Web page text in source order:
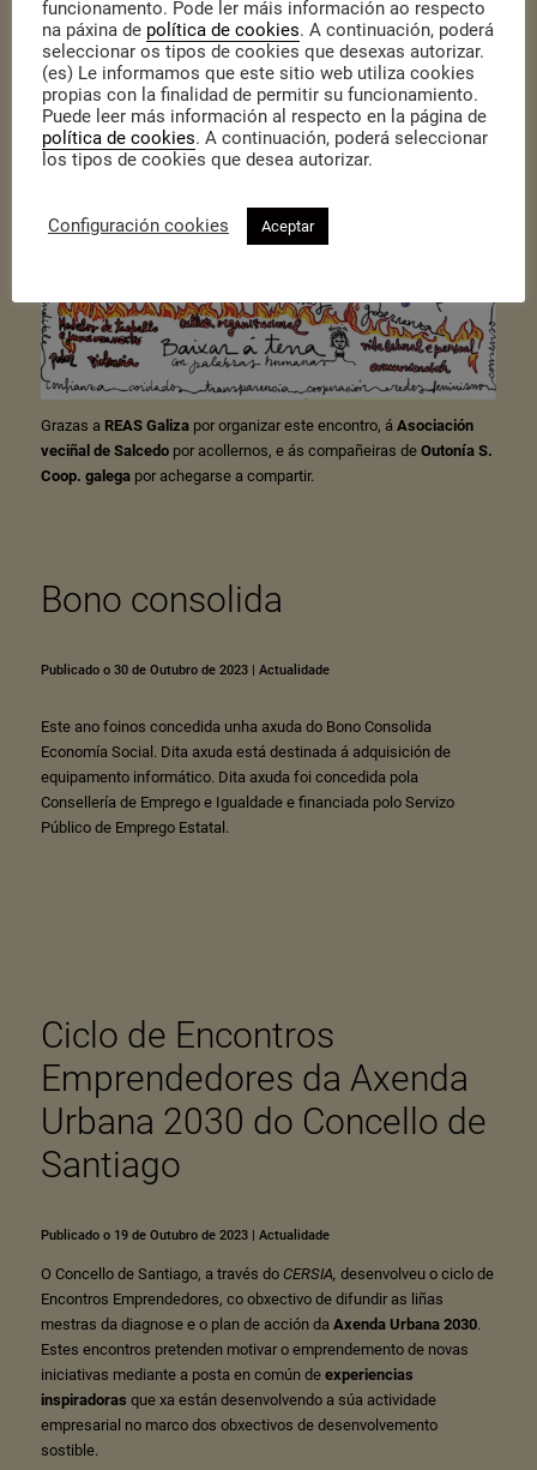
Grazas a REAS Galizapor organizar este encontro, á Asociación
veciñal de Salcedopor acollernos, e ás compañeiras de Outonía S.
Coop. galegapor achegarse a compartir.
Bono consolida
Publicado o 30 de Outubro de 2023| Actualidade
Este ano foinos concedida unha axuda do Bono Consolida
Economía Social. Dita axuda está destinada á adquisición de
equipamento informático. Dita axuda foi concedida pola
Consellería de Emprego e Igualdade e financiada polo Servizo
Público de Emprego Estatal.
Ciclo de Encontros
Emprendedores da Axenda
Urbana 2030 do Concello de
Santiago
Publicado o 19 de Outubro de 2023| Actualidade
O Concello de Santiago, a través do CERSIA, desenvolveu o ciclo de
Encontros Emprendedores, co obxectivo de difundir as liñas
mestras da diagnose e o plan de acción da Axenda Urbana 2030.
Estes encontros pretenden motivar o emprendemento de novas
iniciativas mediante a posta en común de experiencias
inspiradoras que xa están desenvolvendo a súa actividade
empresarial no marco dos obxectivos de desenvolvemento
sostible.
funcionamento. Pode ler máis información ao respecto
na páxina de política de cookies. A continuación, poderá
seleccionar os tipos de cookies que desexas autorizar.
(es) Le informamos que este sitio web utiliza cookies
propias con la finalidad de permitir su funcionamiento.
Puede leer más información al respecto en la página de
política de cookies. A continuación, poderá seleccionar
los tipos de cookies que desea autorizar.
Configuración cookies Aceptar